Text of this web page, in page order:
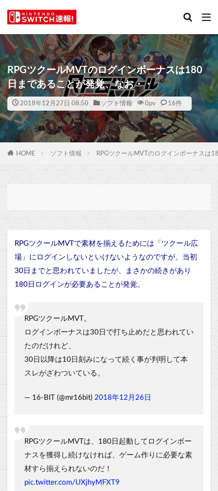
RPGツクールMVTのログインボーナスは180
日まであることが発覚、なお・・
2018年12月27日 08:50 ソフト情報 0pv 16件
HOME ソフト情報 RPGツクールMVTのログインボーナスは
RPGツクールMVTで素材を揃えるためには「ツクール広
場」にログインしないといけないようなのですが、当初
30日までと思われていましたが、まさかの続きがあり
180日ログインが必要あることが発覚。
RPGツクールMVT。
ログインボーナスは30日で打ち止めだと思われてい
たのだけれど、
30日以降は10日刻みになって続く事が判明して本
スレがざわついている。
— 16-BIT (@mr16bit) 2018年12月26日
RPGツクールMVTは、180日起動してログインボー
ナスを獲得し続けなければ、ゲーム作りに必要な素
材すら揃えられないのだ！
pic.twitter.com/UXjhyMFXT9